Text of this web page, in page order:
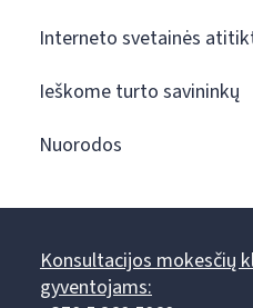
Interneto svetainės
Ieškome turto savininkų
Nuorodos
Konsultacijos mokesčių
gyventojams: